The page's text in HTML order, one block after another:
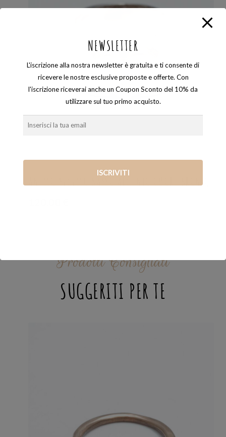
ANELLO SIGILLO BASSO ARGENTO CUORE BRONZO
Prodotti Consigliati
SUGGERITI PER TE
NEWSLETTER
L'iscrizione alla nostra newsletter è gratuita e ti consente di
ricevere le nostre esclusive proposte e offerte. Con
l'iscrizione riceverai anche un Coupon Sconto del 10% da
utilizzare sul tuo primo acquisto.